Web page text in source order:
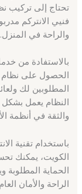
تحتاج إلى تركيب
فنيي الانتركم
والراحة في المنزل.
بالاستفادة من
الحصول على نظام
المطلوبين لك
النظام يعمل بشكل
والثقة في أنظمة
باستخدام تقنية
الكويت، يمكنك
الحماية
الراحة والأمان